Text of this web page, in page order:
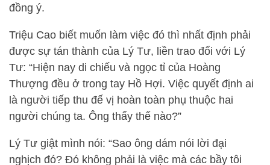
đồng ý.
Triệu Cao biết muốn làm việc đó thì nhất định phải
được sự tán thành của Lý Tư, liền trao đổi với Lý
Tư: “Hiện nay di chiếu và ngọc tỉ của Hoàng
Thượng đều ở trong tay Hồ Hợi. Việc quyết định ai
là người tiếp thu đế vị hoàn toàn phụ thuộc hai
người chúng ta. Ông thấy thế nào?”
Lý Tư giật mình nói: “Sao ông dám nói lời đại
nghịch đó? Đó không phải là việc mà các bầy tôi